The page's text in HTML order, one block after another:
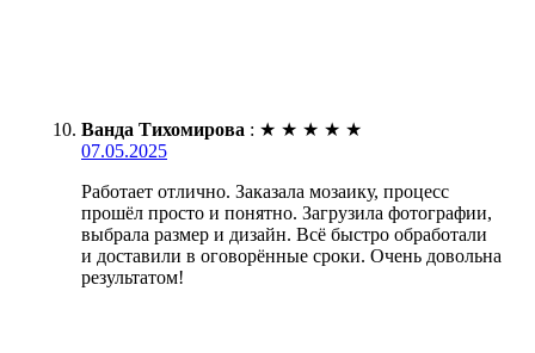
Ванда Тихомирова : ★ ★ ★ ★ ★
07.05.2025
Работает отлично. Заказала мозаику, процесс
прошёл просто и понятно. Загрузила фотографии,
выбрала размер и дизайн. Всё быстро обработали
и доставили в оговорённые сроки. Очень довольна
результатом!